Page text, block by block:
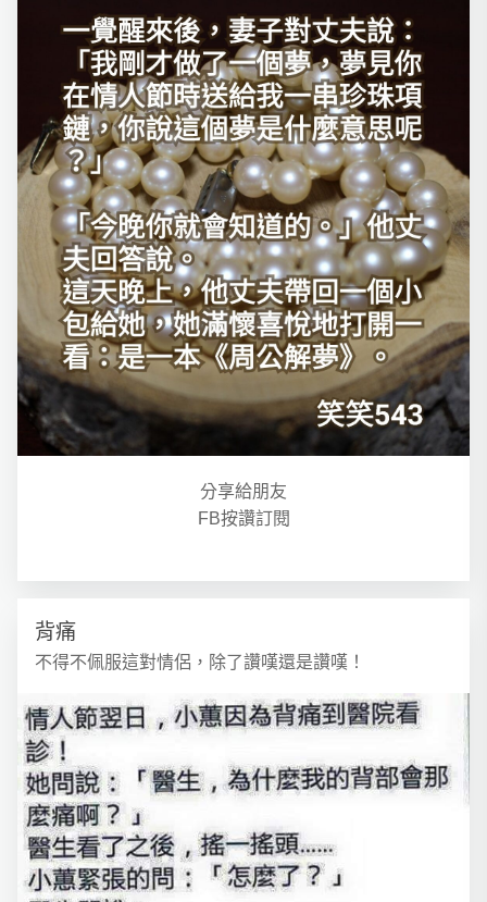
分享給朋友
FB按讚訂閱
背痛
不得不佩服這對情侶，除了讚嘆還是讚嘆！